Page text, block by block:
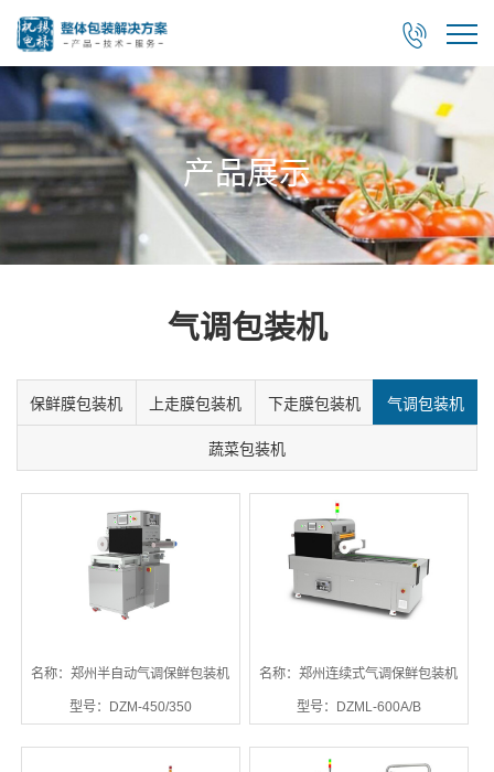

产品展示
气调包装机
保鲜膜包装机 上走膜包装机 下走膜包装机 气调包装机
蔬菜包装机
名称：郑州半自动气调保鲜包装机
型号：DZM-450/350
名称：郑州连续式气调保鲜包装机
型号：DZML-600A/B